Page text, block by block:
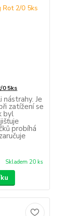
5ks
Je
zatížení se
byl
probíhá
Skladem 20 ks